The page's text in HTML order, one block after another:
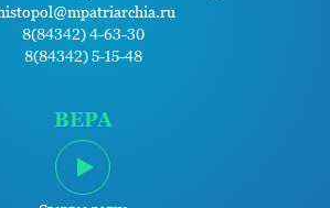
8(84342) 4-63-30
8(84342) 5-15-48
ВЕРА